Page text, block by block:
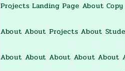
Projects Landing Page About
About About Projects About
About About About About About